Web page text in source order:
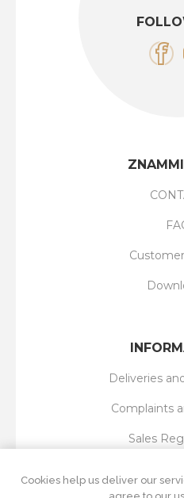
Deliveries
Complaints
Sales
Cookies help us deliver our